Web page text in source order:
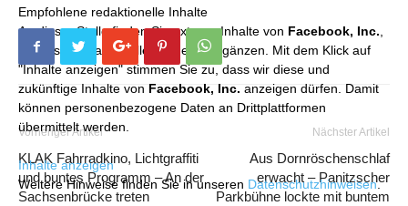
Empfohlene redaktionelle Inhalte
An dieser Stelle finden Sie externe Inhalte von Facebook, Inc.
die unser redaktionelles Angebot ergänzen. Mit dem Klick auf
"Inhalte anzeigen" stimmen Sie zu, dass wir diese und
zukünftige Inhalte von Facebook, Inc. anzeigen dürfen. Damit
können personenbezogene Daten an Drittplattformen
übermittelt werden.
Inhalte anzeigen
Weitere Hinweise finden Sie in unseren Datenschutzhinweisen.
Vorheriger Artikel
KLAK Fahrradkino, Lichtgraffiti
und buntes Programm – An der
Sachsenbrücke treten
Nächster Artikel
Aus Dornröschenschlaf
erwacht – Panitzscher
Parkbühne lockte mit buntem